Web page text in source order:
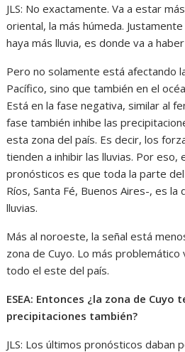
JLS: No exactamente. Va a estar
oriental, la más húmeda.
haya más lluvia, es donde va a
Pero no solamente está afectando
Pacífico, sino que también en el
Está en la fase negativa, similar al
fase también inhibe las
esta zona del país. Es decir, los
tienden a inhibir las lluvias. Por eso,
pronósticos es que toda la parte
Ríos, Santa Fé, Buenos Aires-, es
lluvias.
Más al noroeste, la señal está
zona de Cuyo. Lo más problemático
todo el este del país.
ESEA: Entonces ¿la zona de
precipitaciones también?
JLS: Los últimos pronósticos daban